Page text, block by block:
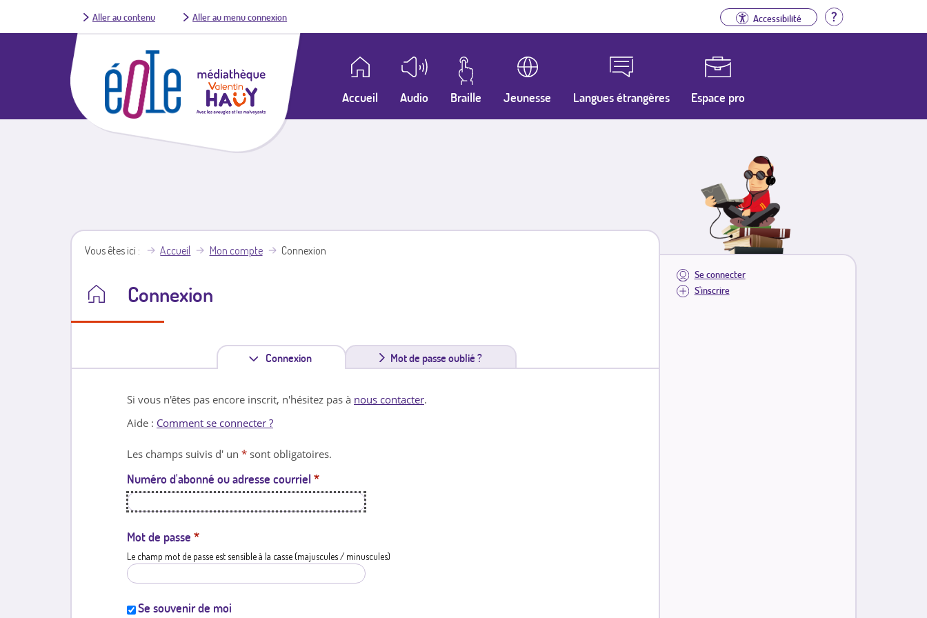
Aller au contenu Aller au menu connexion Accessibilité Aide
Accueil Audio Braille Jeunesse Langues étrangères Espace pro
Se connecter
S'inscrire
Vous êtes ici Accueil Mon compte Connexion
Connexion
Connexion
n
l
e
Mot de passe oublié ?
Si vous n'êtes pas encore inscrit, n'hésitez pas à nous contacter.
Aide : Comment se connecter ?
Les champs suivis d' un * sont obligatoires.
Numéro d'abonné ou adresse courriel *
Mot de passe *
Le champ mot de passe est sensible à la casse (majuscules / minuscules)
Se souvenir de moi